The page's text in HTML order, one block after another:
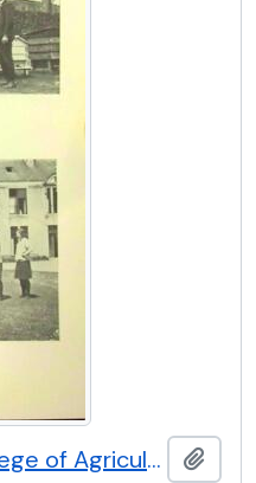
North of Scotland College of Agriculture Prospectus of Craibstone School of Rural Domestic Economy 1936 [Page Fifteen]